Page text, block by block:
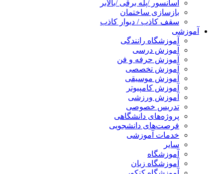
آسانسور /پله برقی /بالابر
بازسازی ساختمان
سقف کاذب / دیوار کاذب
آموزشی
آموزشگاه رانندگی
آموزش درسی
آموزش حرفه و فن
آموزش تخصصی
آموزش موسیقی
آموزش کامپیوتر
آموزش ورزشی
تدریس خصوصی
پروژه‌های دانشگاهی
فرصت‌های دانشجویی
خدمات آموزشی
سایر
آموزشگاه
آموزشگاه زبان